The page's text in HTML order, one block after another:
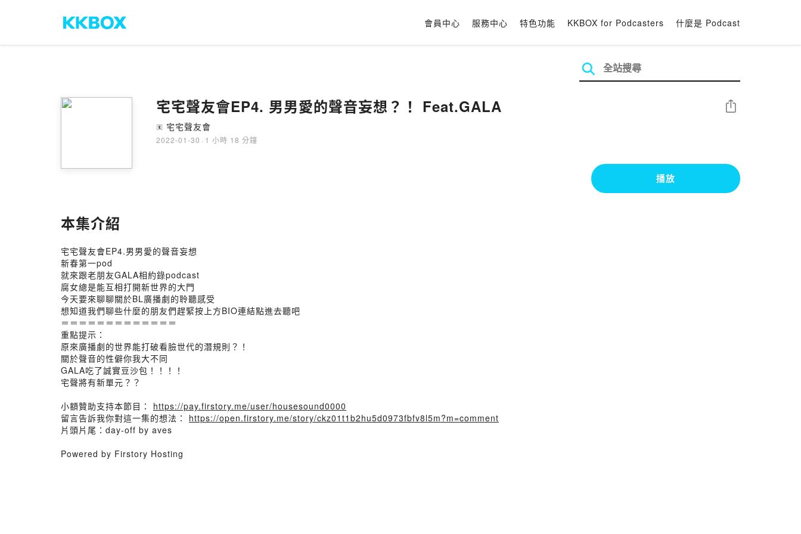
會員中心 服務中心 特色功能 KKBOX for Podcasters 什麼是 Podcast
宅宅聲友會EP4. 男男愛的聲音妄想？！ Feat.GALA
🄴 宅宅聲友會
2022-01-30 · 1 小時 18 分鐘
分享
播放
本集介紹
宅宅聲友會EP4.男男愛的聲音妄想
新春第一pod
就來跟老朋友GALA相約錄podcast
腐女總是能互相打開新世界的大門
今天要來聊聊關於BL廣播劇的聆聽感受
想知道我們聊些什麼的朋友們趕緊按上方BIO連結點進去聽吧
＝＝＝＝＝＝＝＝＝＝＝＝＝
重點提示：
原來廣播劇的世界能打破看臉世代的潛規則？！
關於聲音的性僻你我大不同
GALA吃了誠實豆沙包！！！！
宅聲將有新單元？？
小額贊助支持本節目： https://pay.firstory.me/user/housesound0000
留言告訴我你對這一集的想法： https://open.firstory.me/story/ckz01t1b2hu5d0973fbfv8l5m?m=comment
片頭片尾：day-off by aves
Powered by Firstory Hosting